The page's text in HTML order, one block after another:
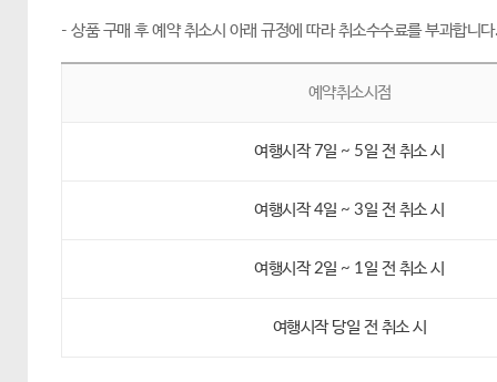
- 상품 구매 후 예약 취소시 아래 규정에 따라 취소수수료를 부과합니다.
예약취소시점
여행시작 7일 ~ 5일 전 취소 시
여행시작 4일 ~ 3일 전 취소 시
여행시작 2일 ~ 1일 전 취소 시
여행시작 당일 전 취소 시